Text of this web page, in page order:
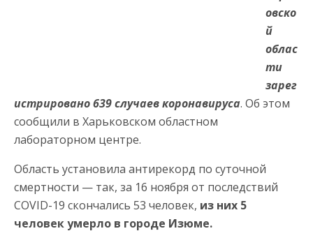
овско
й
облас
ти
зарег
истрировано 639 случаев коронавируса. Об этом
сообщили в Харьковском областном
лабораторном центре.
Область установила антирекорд по суточной
смертности — так, за 16 ноября от последствий
COVID-19 скончались 53 человек, из них 5
человек умерло в городе Изюме.